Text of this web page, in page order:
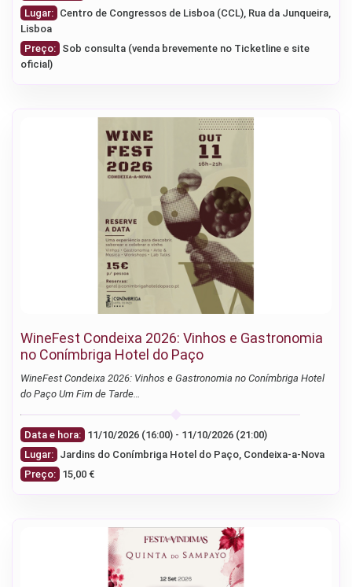
Lugar: Centro de Congressos de Lisboa (CCL), Rua da Junqueira,
Lisboa
Preço: Sob consulta (venda brevemente no Ticketline e site
oficial)
WineFest Condeixa 2026: Vinhos e Gastronomia
no Conímbriga Hotel do Paço
WineFest Condeixa 2026: Vinhos e Gastronomia no Conímbriga Hotel
do Paço Um Fim de Tarde…
Data e hora:
11/10/2026 (16:00) - 11/10/2026 (21:00)
Lugar: Jardins do Conímbriga Hotel do Paço, Condeixa-a-Nova
Preço: 15,00 €